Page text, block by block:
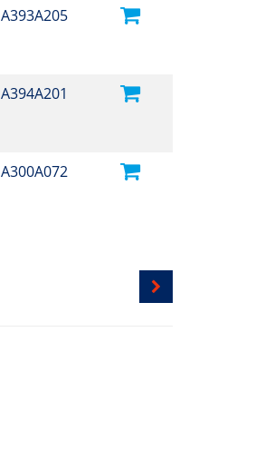
A393A205
A394A201
A300A072